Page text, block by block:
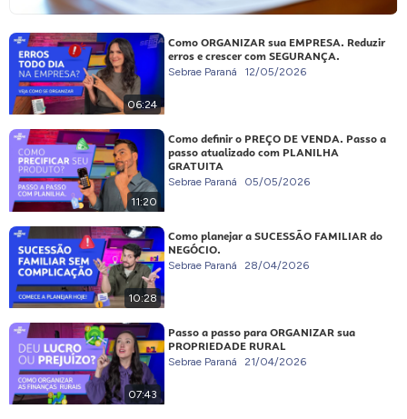
06:24
Como ORGANIZAR sua EMPRESA. Reduzir
erros e crescer com SEGURANÇA.
Sebrae Paraná 12/05/2026
11:20
Como definir o PREÇO DE VENDA. Passo a
passo atualizado com PLANILHA
GRATUITA
Sebrae Paraná 05/05/2026
10:28
Como planejar a SUCESSÃO FAMILIAR do
NEGÓCIO.
Sebrae Paraná 28/04/2026
07:43
Passo a passo para ORGANIZAR sua
PROPRIEDADE RURAL
Sebrae Paraná 21/04/2026